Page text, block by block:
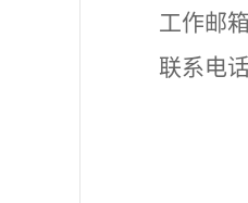
工作邮
联系电